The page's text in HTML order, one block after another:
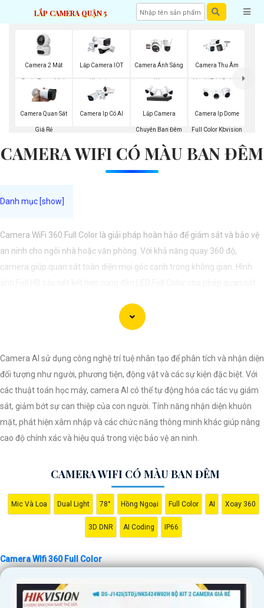
LẮP CAMERA QUẬN 5
Camera 2 Mắt
Ezviz Trong Nhà
Lắp Camera IOT
Kbvision
Camera Ánh Sáng
Kép
Camera Thu Âm
Ngoài Trời Dahua
Camera Quan Sát
Giá Rẻ
Camera Ip Có AI Lắp Camera
Chuyên Ban Đêm
Camera Ip Dome
Full Color Kbvision
CAMERA WIFI CÓ MÀU BAN ĐÊM
Camera WiFi 360 Full Color là giải pháp hoàn hảo để giám sát và bảo vệ
an ninh cho ngôi nhà hoặc văn phòng. Với khả năng quay 360 độ,
camera giúp quan sát toàn diện mọi góc cạnh trong không gian. Hình
phát hiện chuyển động, lưu trữ dữ liệu trên thẻ nhớ và đám mây, hỗ trợ
giao tiếp 2 chiều, nhận diện khuôn mặt và cảm biến AI, camera mang lại
trí, tiết kiệm chi phí và thuận tiện cho người dùng.
Camera AI sử dụng công nghệ trí tuệ nhân tạo để phân tích và nhận diện
đối tượng như người, phương tiện, động vật và các sự kiện đặc biệt. Với
các thuật toán học máy, camera AI có thể tự động hóa các tác vụ giám
sát, giảm bớt sự can thiệp của con người. Tính năng nhận diện khuôn
mặt, phát hiện xâm nhập và các chức năng thông minh khác giúp nâng
cao độ chính xác và hiệu quả trong việc bảo vệ an ninh.
CAMERA WIFI CÓ MÀU BAN ĐÊM
Mic Và Loa Dual Light 78° Hồng Ngoại Full Color AI Xoay 360
3D DNR AI Coding IP66
Camera WIfi 360 Full Color